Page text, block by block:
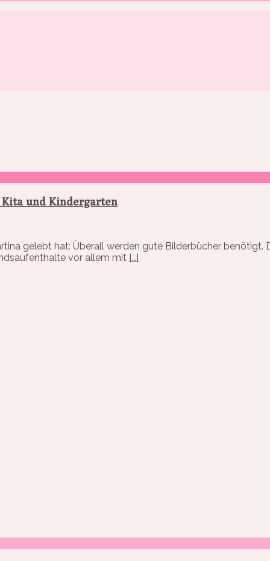
und Kindergarten
gelebt hat: Überall werden gute Bilderbücher benötigt.
vor allem mit […]